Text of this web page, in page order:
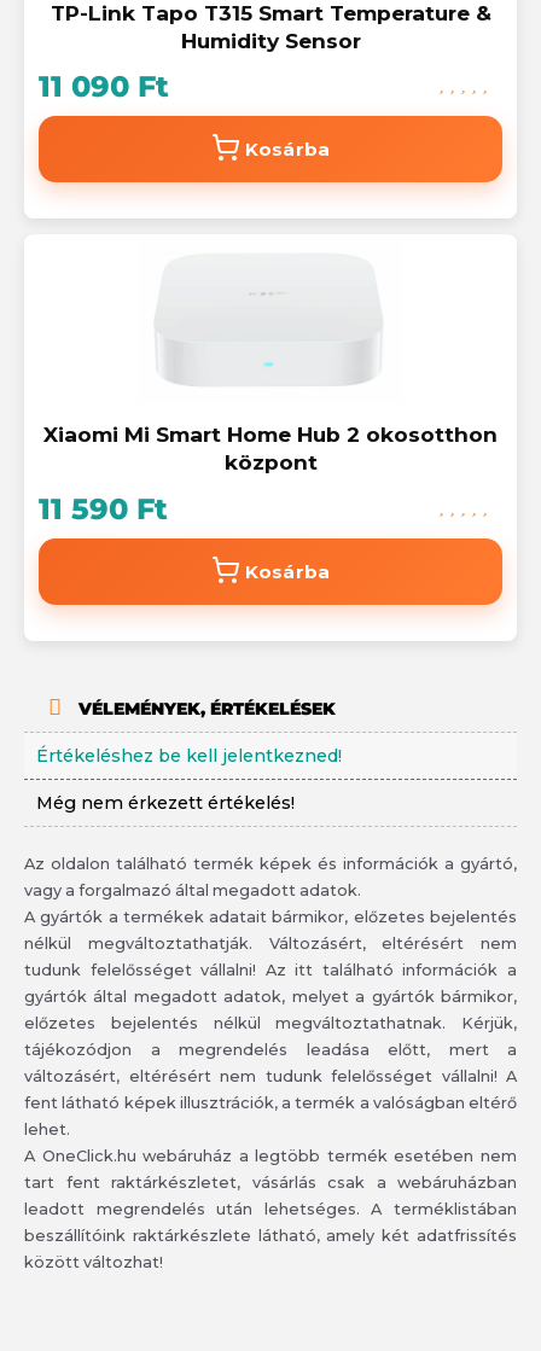
TP-Link Tapo T315 Smart Temperature &
Humidity Sensor
11 090 Ft
Kosárba
Xiaomi Mi Smart Home Hub 2 okosotthon
központ
11 590 Ft
Kosárba
VÉLEMÉNYEK, ÉRTÉKELÉSEK
Értékeléshez be kell jelentkezned!
Még nem érkezett értékelés!
Az oldalon található termék képek és információk a gyártó,
vagy a forgalmazó által megadott adatok.
A gyártók a termékek adatait bármikor, előzetes bejelentés
nélkül megváltoztathatják. Változásért, eltérésért nem
tudunk felelősséget vállalni! Az itt található információk a
gyártók által megadott adatok, melyet a gyártók bármikor,
előzetes bejelentés nélkül megváltoztathatnak. Kérjük,
tájékozódjon a megrendelés leadása előtt, mert a
változásért, eltérésért nem tudunk felelősséget vállalni! A
fent látható képek illusztrációk, a termék a valóságban eltérő
lehet.
A OneClick.hu webáruház a legtöbb termék esetében nem
tart fent raktárkészletet, vásárlás csak a webáruházban
leadott megrendelés után lehetséges. A terméklistában
beszállítóink raktárkészlete látható, amely két adatfrissítés
között változhat!